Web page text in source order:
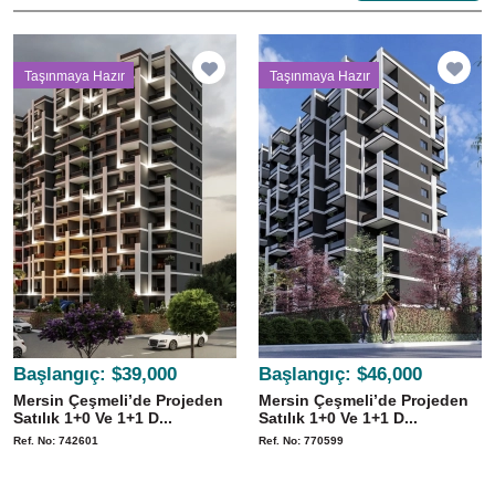
Taşınmaya Hazır
Başlangıç: $39,000
Mersin Çeşmeli’de Projeden
Satılık 1+0 Ve 1+1 D...
Ref. No: 742601
Taşınmaya Hazır
Başlangıç: $46,000
Mersin Çeşmeli’de Projeden
Satılık 1+0 Ve 1+1 D...
Ref. No: 770599